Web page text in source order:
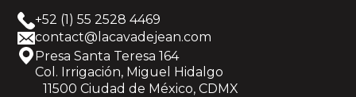
+52 (1) 55 2528 4469
contact@lacavadejean.com
Presa Santa Teresa 164
Col. Irrigación, Miguel Hidalgo
11500 Ciudad de México, CDMX